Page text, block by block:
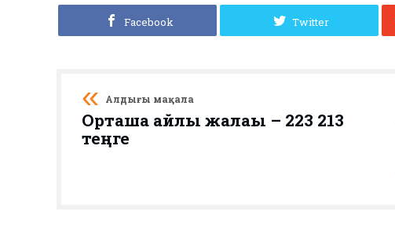
Facebook Twitter
Алдыңғы мақала
Орташа айлық жалақы – 223 213
теңге